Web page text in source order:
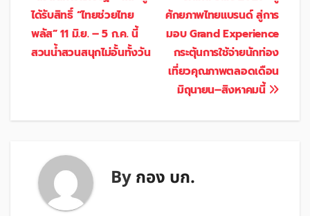
ศักยภาพไทยแบรนด์ สู่การ
มอบ Grand Experience
กระตุ้นการใช้จ่ายนักท่อง
เที่ยวคุณภาพตลอดเดือน
มิถุนายน–สิงหาคมนี้
ได้รับสิทธิ์ “ไทยช่วยไทย
พลัส” 11 มิ.ย. – 5 ก.ค. นี้
สวนน้ำสวนสนุกไม่อั้นทั้งวัน
Byกอง บก.